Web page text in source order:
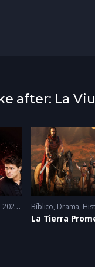
after: La
2022 - 2022 Bíblico, Drama,
La Tierra